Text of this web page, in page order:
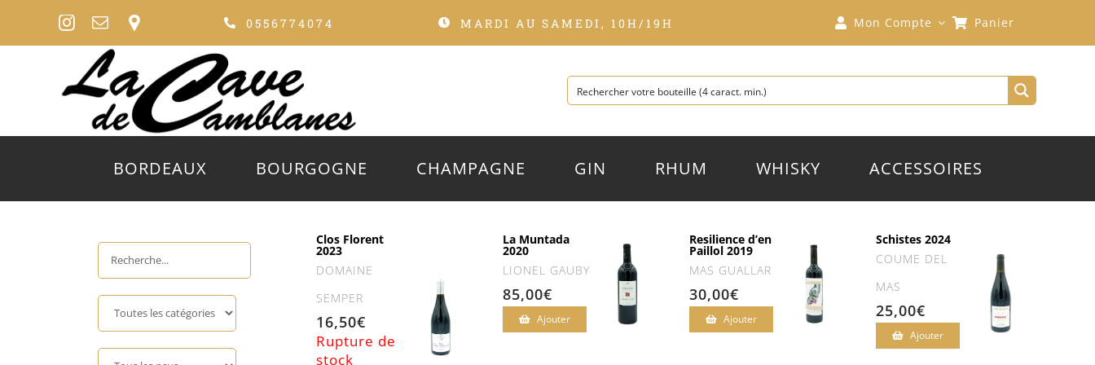
0556774074 MARDI AU SAMEDI, 10H/19H Mon Compte Panier
BORDEAUX BOURGOGNE CHAMPAGNE GIN RHUM WHISKY ACCESSOIRES
Clos Florent
2023
DOMAINE
SEMPER
16,50€
Rupture de
stock
La Muntada
2020
LIONEL GAUBY
85,00€
Ajouter
Resilience d’en
Paillol 2019
MAS GUALLAR
30,00€
Ajouter
Schistes 2024
COUME DEL
MAS
25,00€
Ajouter